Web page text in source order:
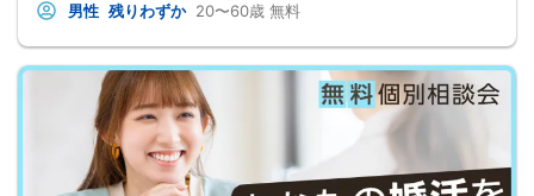
男性 残りわずか 20〜60歳 無料